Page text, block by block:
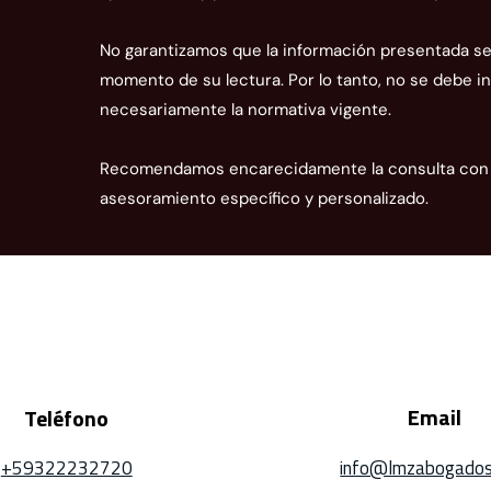
informáticos o servicios de
facturación electrónica
No garantizamos que la información presentada
momento de su lectura. Por lo tanto, no se debe
necesariamente la normativa vigente.
Recomendamos encarecidamente la consulta
asesoramiento específico y personalizado.
Teléfono
+59322232720
Email